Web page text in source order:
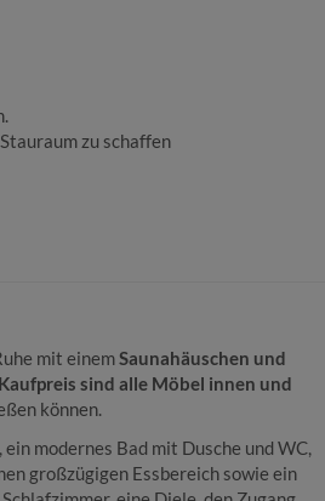
zu schaffen
mit einemSaunahäuschen und
sind alle Möbel innen und
können.
modernes Bad mit Dusche und WC,
großzügigen Essbereich sowie ein